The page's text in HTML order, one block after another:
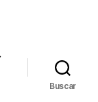
Buscar